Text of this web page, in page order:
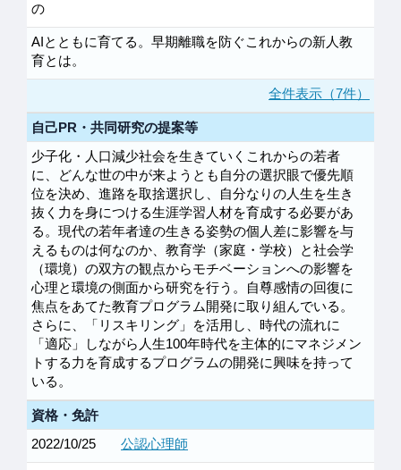
の
AIとともに育てる。早期離職を防ぐこれからの新人教
育とは。
全件表示（7件）
自己PR・共同研究の提案等
少子化・人口減少社会を生きていくこれからの若者
に、どんな世の中が来ようとも自分の選択眼で優先順
位を決め、進路を取捨選択し、自分なりの人生を生き
抜く力を身につける生涯学習人材を育成する必要があ
る。現代の若年者達の生きる姿勢の個人差に影響を与
えるものは何なのか、教育学（家庭・学校）と社会学
（環境）の双方の観点からモチベーションへの影響を
心理と環境の側面から研究を行う。自尊感情の回復に
焦点をあてた教育プログラム開発に取り組んでいる。
さらに、「リスキリング」を活用し、時代の流れに
「適応」しながら人生100年時代を主体的にマネジメン
トする力を育成するプログラムの開発に興味を持って
いる。
資格・免許
2022/10/25
公認心理師